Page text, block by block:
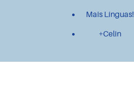
Mais Línguas!
+Celin